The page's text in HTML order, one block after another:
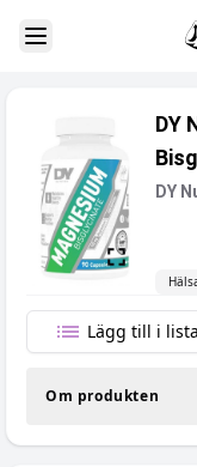
Toggle Sidebar
DY
DY
Lägg till i lista
Om produkten